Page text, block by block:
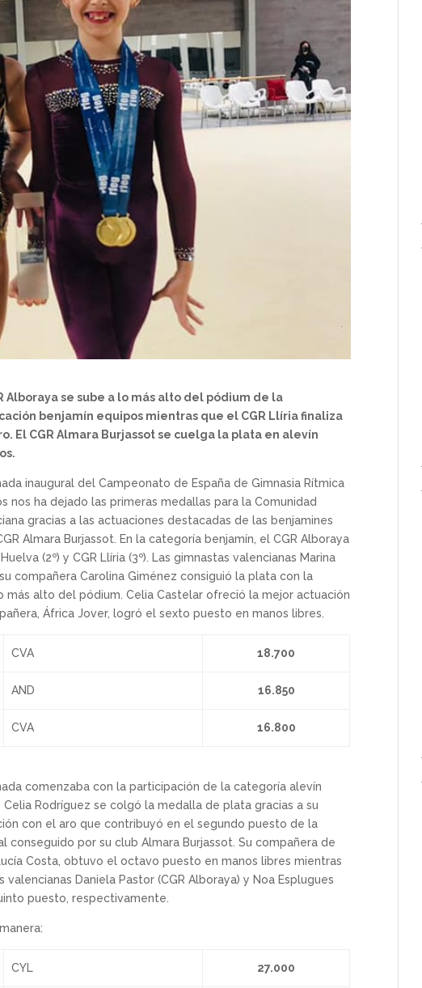
Alboraya se sube a lo más alto del pódium de la
benjamín equipos mientras que el CGR Llíria finaliza
El CGR Almara Burjassot se cuelga la plata en alevín
inaugural del Campeonato de España de Gimnasia Rítmica
nos ha dejado las primeras medallas para la Comunidad
gracias a las actuaciones destacadas de las benjamines
Almara Burjassot. En la categoría benjamín, el CGR Alboraya
(2º) y CGR Llíria (3º). Las gimnastas valencianas Marina
compañera Carolina Giménez consiguió la plata con la
más alto del pódium. Celia Castelar ofreció la mejor actuación
África Jover, logró el sexto puesto en manos libres.
CVA 18.700
AND 16.850
CVA 16.800
comenzaba con la participación de la categoría alevín
Celia Rodríguez se colgó la medalla de plata gracias a su
con el aro que contribuyó en el segundo puesto de la
conseguido por su club Almara Burjassot. Su compañera de
Costa, obtuvo el octavo puesto en manos libres mientras
valencianas Daniela Pastor (CGR Alboraya) y Noa Esplugues
puesto, respectivamente.
CYL 27.000